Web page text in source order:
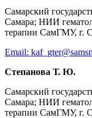
Самарский
Самара; НИИ
терапии СамГМУ, г.
Email:
Степанова Т. Ю.
Самарский
Самара; НИИ
терапии СамГМУ, г.